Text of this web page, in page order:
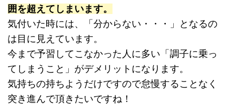
囲を超えてしまいます。
気付いた時には、「分からない・・・」となるの
は目に見えています。
今まで予習してこなかった人に多い「調子に乗っ
てしまうこと」がデメリットになります。
気持ちの持ちようだけですので怠慢することなく
突き進んで頂きたいですね！